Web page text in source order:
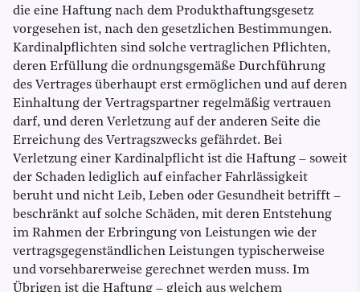
die eine Haftung nach dem Produkthaftungsgesetz
vorgesehen ist, nach den gesetzlichen Bestimmungen.
Kardinalpflichten sind solche vertraglichen Pflichten,
deren Erfüllung die ordnungsgemäße Durchführung
des Vertrages überhaupt erst ermöglichen und auf deren
Einhaltung der Vertragspartner regelmäßig vertrauen
darf, und deren Verletzung auf der anderen Seite die
Erreichung des Vertragszwecks gefährdet. Bei
Verletzung einer Kardinalpflicht ist die Haftung – soweit
der Schaden lediglich auf einfacher Fahrlässigkeit
beruht und nicht Leib, Leben oder Gesundheit betrifft –
beschränkt auf solche Schäden, mit deren Entstehung
im Rahmen der Erbringung von Leistungen wie der
vertragsgegenständlichen Leistungen typischerweise
und vorsehbarerweise gerechnet werden muss. Im
Übrigen ist die Haftung – gleich aus welchem